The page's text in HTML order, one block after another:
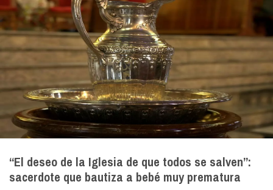
“El deseo de la Iglesia de que todos se salven”:
sacerdote que bautiza a bebé muy prematura